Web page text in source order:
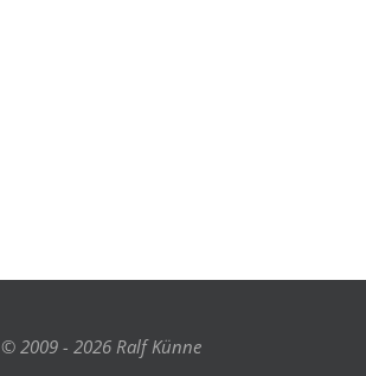
© 2009 - 2026 Ralf Künne